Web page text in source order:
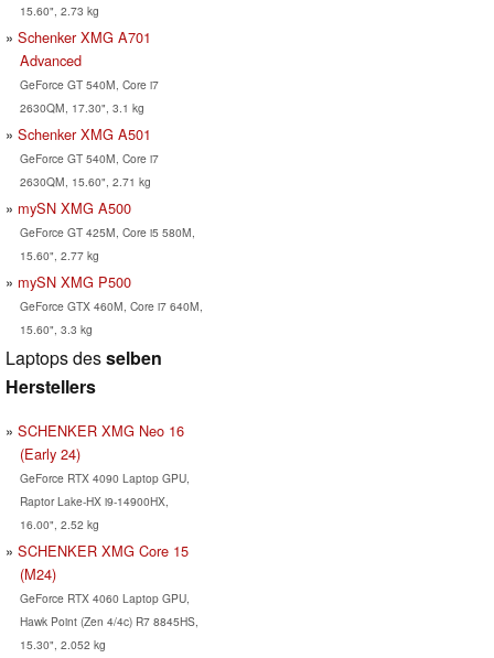
15.60", 2.73 kg
Schenker XMG A701
Advanced
GeForce GT 540M, Core i7
2630QM, 17.30", 3.1 kg
Schenker XMG A501
GeForce GT 540M, Core i7
2630QM, 15.60", 2.71 kg
mySN XMG A500
GeForce GT 425M, Core i5 580M,
15.60", 2.77 kg
mySN XMG P500
GeForce GTX 460M, Core i7 640M,
15.60", 3.3 kg
Laptops desselben
Herstellers
SCHENKER XMG Neo 16
(Early 24)
GeForce RTX 4090 Laptop GPU,
Raptor Lake-HX i9-14900HX,
16.00", 2.52 kg
SCHENKER XMG Core 15
(M24)
GeForce RTX 4060 Laptop GPU,
Hawk Point (Zen 4/4c) R7 8845HS,
15.30", 2.052 kg